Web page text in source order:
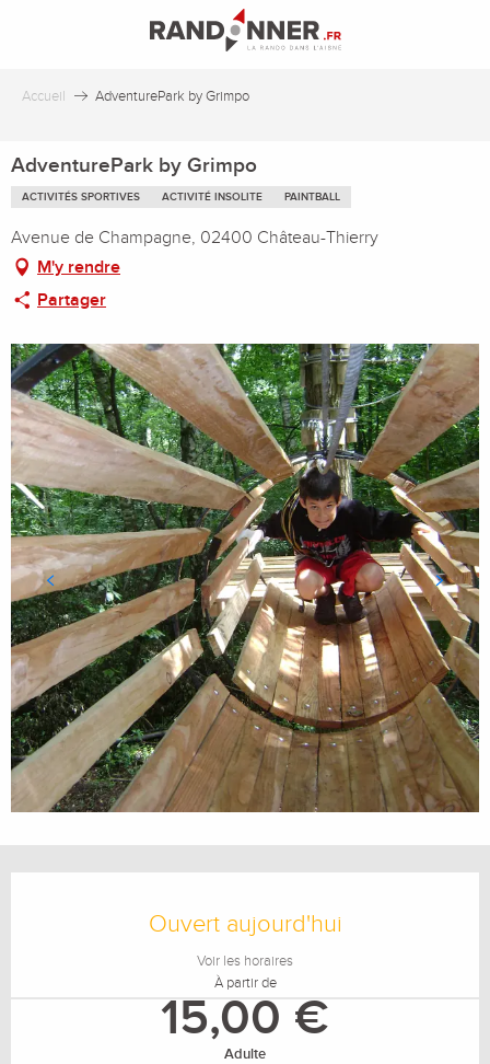
principal
Accueil AdventurePark by Grimpo
AdventurePark by Grimpo
ACTIVITÉS SPORTIVES ACTIVITÉ INSOLITE PAINTBALL
Avenue de Champagne, 02400 Château-Thierry
M'y rendre
Partager
Ouvert aujourd'hui
Voir les horaires
À partir de
15,00 €
Adulte